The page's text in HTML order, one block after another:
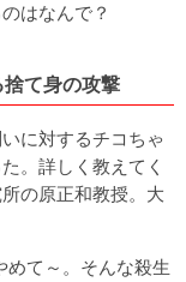
はなんで？
捨て身の攻撃
に対するチコちゃ
。詳しく教えてく
の原正和教授。大
めて～。そんな殺生